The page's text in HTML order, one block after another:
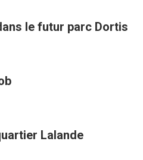
le futur parc Dortis
Lalande